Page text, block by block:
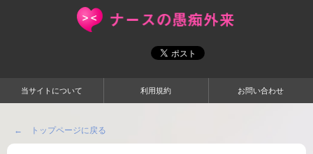
当サイトについて 利用規約 お問い合わせ
← トップページに戻る